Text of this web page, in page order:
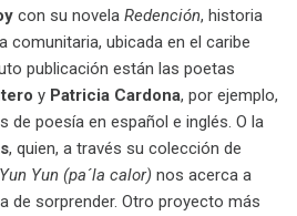
con su novela Redención, historia
comunitaria, ubicada en el caribe
publicación están las poetas
y Patricia Cardona, por ejemplo,
de poesía en español e inglés. O la
, quien, a través su colección de
Yun Yun (pa´la calor) nos acerca a
de sorprender. Otro proyecto más